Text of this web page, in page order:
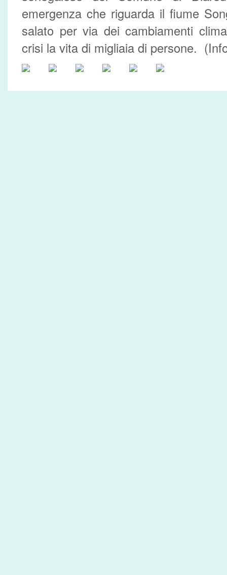
emergenza che riguarda il fiume
salato per via dei cambiamenti
crisi la vita di migliaia di persone.